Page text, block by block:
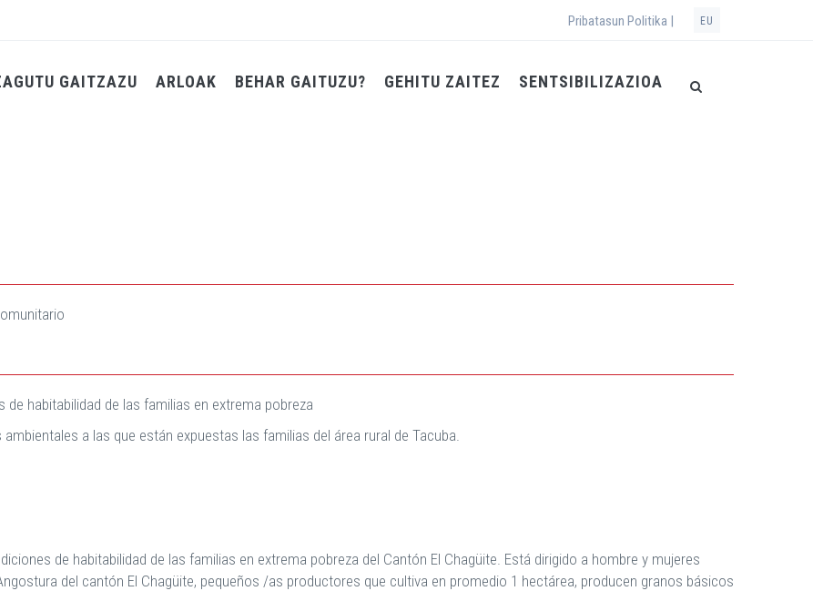
Pribatasun Politika | EU
GAITZAZU ARLOAK BEHAR GAITUZU? GEHITU ZAITEZ SENTSIBILIZAZIOA
de habitabilidad de las familias en extrema pobreza
ambientales a las que están expuestas las familias del área rural de Tacuba.
de habitabilidad de las familias en extrema pobreza del Cantón El Chagüite. Está dirigido a hombre y mujeres
del cantón El Chagüite, pequeños /as productores que cultiva en promedio 1 hectárea, producen granos básicos